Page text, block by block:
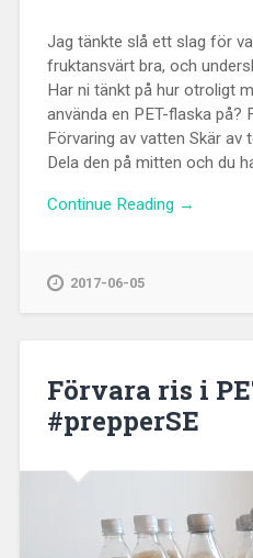
Jag tänkte slå ett slag för
fruktansvärt bra, och
Har ni tänkt på hur otroligt
använda en PET-flaska på?
Förvaring av vatten Skär av
Dela den på mitten och du
Continue Reading →
2017-06-05
Förvara ris i
#prepperSE